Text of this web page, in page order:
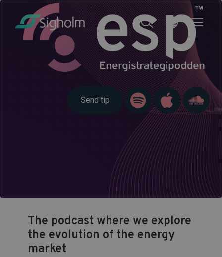
Send tip
The podcast where we explore
the evolution of the energy
market